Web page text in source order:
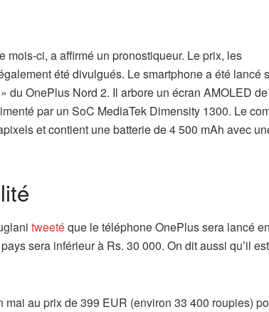
ci, a affirmé un pronostiqueur. Le prix, les
été divulgués. Le smartphone a été lancé
du OnePlus Nord 2. Il arbore un écran AMOLED
par un SoC MediaTek Dimensity 1300. Le
et contient une batterie de 4 500 mAh avec
tweetéque le téléphone OnePlus sera lancé
sera inférieur à Rs. 30 000. On dit aussi qu’il est
au prix de 399 EUR (environ 33 400 roupies)